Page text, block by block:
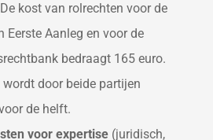
kost van rolrechten voor de
Eerste Aanleg en voor de
bedraagt 165 euro.
wordt door beide partijen
de helft.
voor expertise (juridisch,